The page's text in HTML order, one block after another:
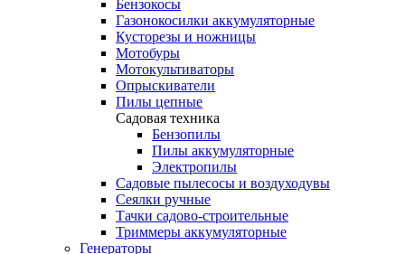
Бензокосы
Газонокосилки аккумуляторные
Кусторезы и ножницы
Мотобуры
Мотокультиваторы
Опрыскиватели
Пилы цепные
Садовая техника
Бензопилы
Пилы аккумуляторные
Электропилы
Садовые пылесосы и воздуходувы
Сеялки ручные
Тачки садово-строительные
Триммеры аккумуляторные
Генераторы